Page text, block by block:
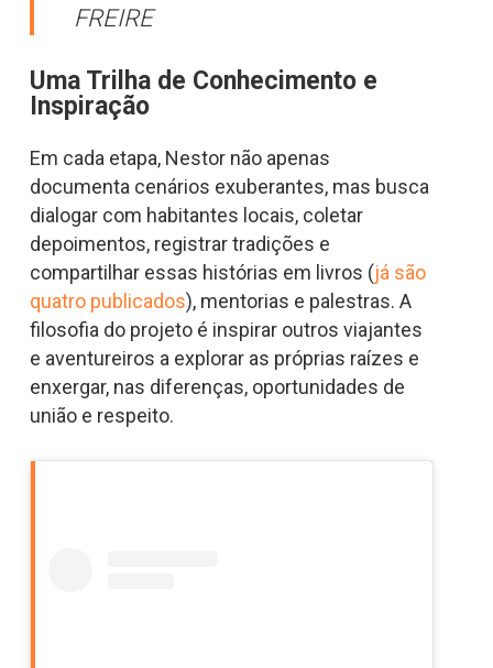
FREIRE
Uma Trilha de Conhecimento e
Inspiração
Em cada etapa, Nestor não apenas
documenta cenários exuberantes, mas busca
dialogar com habitantes locais, coletar
depoimentos, registrar tradições e
compartilhar essas histórias em livros (já são
quatro publicados), mentorias e palestras. A
filosofia do projeto é inspirar outros viajantes
e aventureiros a explorar as próprias raízes e
enxergar, nas diferenças, oportunidades de
união e respeito.